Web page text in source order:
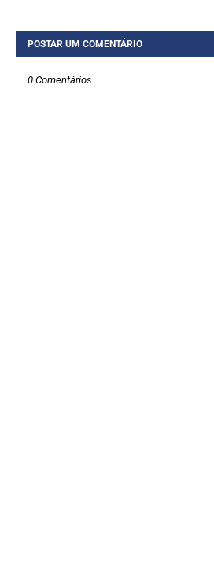
POSTAR UM COMENTÁRIO
0 Comentários